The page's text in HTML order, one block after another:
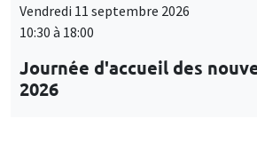
Vendredi 11 septembre 2026
10:30 à 18:00
Journée d'accueil des
2026